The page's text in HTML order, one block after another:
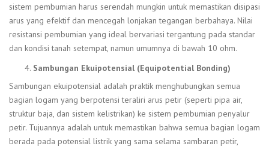
sistem pembumian harus serendah mungkin untuk memastikan disipasi
arus yang efektif dan mencegah lonjakan tegangan berbahaya. Nilai
resistansi pembumian yang ideal bervariasi tergantung pada standar
dan kondisi tanah setempat, namun umumnya di bawah 10 ohm.
Sambungan Ekuipotensial (Equipotential Bonding)
Sambungan ekuipotensial adalah praktik menghubungkan semua
bagian logam yang berpotensi teraliri arus petir (seperti pipa air,
struktur baja, dan sistem kelistrikan) ke sistem pembumian penyalur
petir. Tujuannya adalah untuk memastikan bahwa semua bagian logam
berada pada potensial listrik yang sama selama sambaran petir,